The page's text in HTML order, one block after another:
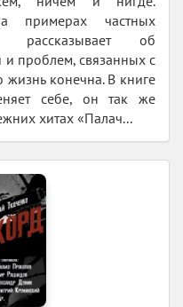
примерах частных
рассказывает об
и проблем, связанных с
жизнь конечна. В книге
себе, он так же
хитах «Палач...